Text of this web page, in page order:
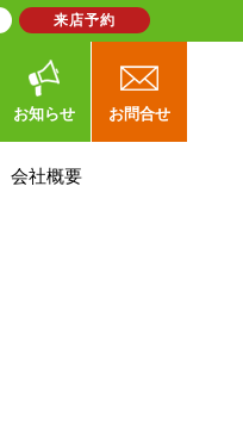
お知らせ お問合せ
会社概要
来店予約